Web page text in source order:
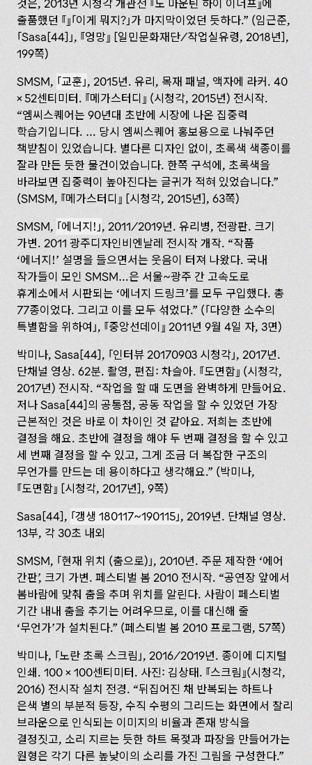
것은, 2013년 시청각 개관전
노 마운틴 하이 이너프 에
출품했던
이게 뭐지? 가 마지막이었던 듯하다.” (임근준,
Sasa[44]‌ , 엉망 [일민문화재단/작업실유령, 2018년],
199쪽)
SMSM, 교훈 , 2015년. 유리, 목재 패널, 액자에 라커. 40
× 52센티미터.
메가스터디
(시청각, 2015년) 전시작.
“엠씨스퀘어는 90년대 초반에 시장에 나온 집중력
학습기입니다. … 당시 엠씨스퀘어 홍보용으로 나눠주던
책받침이 있었습니다. 별다른 디자인 없이, 초록색 색종이를
잘라 만든 듯한 물건이었습니다. 한쪽 구석에, 초록색을
바라보면 집중력이 높아진다는 글귀가 적혀 있었습니다.”
(SMSM,
메가스터디
[시청각, 2015년], 63‌쪽)
SMSM,
에너지! , 2011/2019년. 유리병, 전광판. 크기
가변. 2011 광주디자인비엔날레 전시작 개작. “작품
‘에너지!’ 설명을 들으면서는 웃음이 터져 나왔다. 국내
작가들이 모인 SMSM…은 서울~광주 간 고속도로
휴게소에서 시판되는 ‘에너지 드링크’를 모두 구입했다. 총
77종이었다. 그리고 이를 모두 섞었다.” ( 다양한 소수의
특별함을 위하여 , 중앙선데이
2011년 9‌월 4일 자, 3면)
박미나, Sasa[44],
인터뷰 20170903 시청각 , 2017년.
단채널 영상. 62분. 촬영, 편집: 차슬아.
도면함 (시청각,
2017년) 전시작. “작업을 할 때 도면을 완벽하게 만들어요.
저나 Sasa[44]의 공통점, 공동 작업을 할 수 있었던 가장
근본적인 것은 바로 이 차이인 것 같아요. 저희는 초반에
결정을 해요. 초반에 결정을 해야 두 번째 결정을 할 수 있고
세 번째 결정을 할 수 있고, 그게 조금 더 복잡한 구조의
무언가를 만드는 데 용이하다고 생각해요.” (박미나,
도면함 [시청각, ‌2017년], 9쪽)
Sasa[44], 「갱생 180117~190115」, 2019년. 단채널 영상.
13부, 각 30초 내외
SMSM,
현재 위치 (춤으로) , 2010년. 주문 제작한 ‘에어
간판’, 크기 가변. 페스티벌 봄 2010 전시작. “공연장 앞에서
봄바람에 맞춰 춤을 추며 위치를 알린다. 사람이 페스티벌
기간 내내 춤을 추기는 어려우므로, 이를 대신해 줄
‘‌무언가’가 설치된다.” (페스티벌 봄 2010 프로그램, 57쪽)
박미나,
노란 초록 스크림 , 2016/2019년. 종이에 디지털
인쇄. 100 × 100센티미터. 사진: 김상태. 스크림 (시청각,
2016) 전시작 설치 전경. “뒤집어진 채 반복되는 하트나
은색 별의 부분적 등장, 수직 수평의 그리드는 화면에서 찰리
브라운으로 인식되는 이미지의 비율과 존재 방식을
결정짓고, 소리 지르는 듯한 하트 목젖과 파장을 만들어가는
원형은 각기 다른 높낮이의 소리를 가진 그림을 구성한다.”